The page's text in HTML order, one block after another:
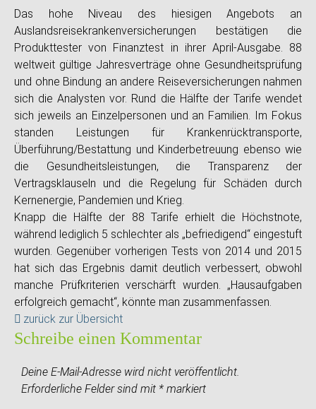
Das hohe Niveau des hiesigen Angebots an
Auslandsreisekrankenversicherungen bestätigen die
Produkttester von Finanztest in ihrer April-Ausgabe. 88
weltweit gültige Jahresverträge ohne Gesundheitsprüfung
und ohne Bindung an andere Reiseversicherungen nahmen
sich die Analysten vor. Rund die Hälfte der Tarife wendet
sich jeweils an Einzelpersonen und an Familien. Im Fokus
standen Leistungen für Krankenrücktransporte,
Überführung/Bestattung und Kinderbetreuung ebenso wie
die Gesundheitsleistungen, die Transparenz der
Vertragsklauseln und die Regelung für Schäden durch
Kernenergie, Pandemien und Krieg.
Knapp die Hälfte der 88 Tarife erhielt die Höchstnote,
während lediglich 5 schlechter als „befriedigend“ eingestuft
wurden. Gegenüber vorherigen Tests von 2014 und 2015
hat sich das Ergebnis damit deutlich verbessert, obwohl
manche Prüfkriterien verschärft wurden. „Hausaufgaben
erfolgreich gemacht“, könnte man zusammenfassen.
zurück zur Übersicht
Schreibe einen Kommentar
Deine E-Mail-Adresse wird nicht veröffentlicht.
Erforderliche Felder sind mit * markiert